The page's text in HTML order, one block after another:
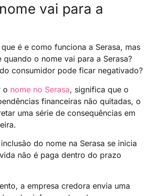
vai para a
é e como funciona a Serasa, mas
quando o nome vai para a Serasa?
consumidor pode ficar negativado?
o nome no Serasa, significa que o
financeiras não quitadas, o
uma série de consequências em
do nome na Serasa se inicia
não é paga dentro do prazo
a empresa credora envia uma